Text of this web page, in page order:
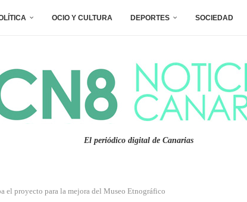
OCIO Y CULTURA DEPORTES SOCIEDAD
El periódico digital de Canarias
el proyecto para la mejora del Museo Etnográfico